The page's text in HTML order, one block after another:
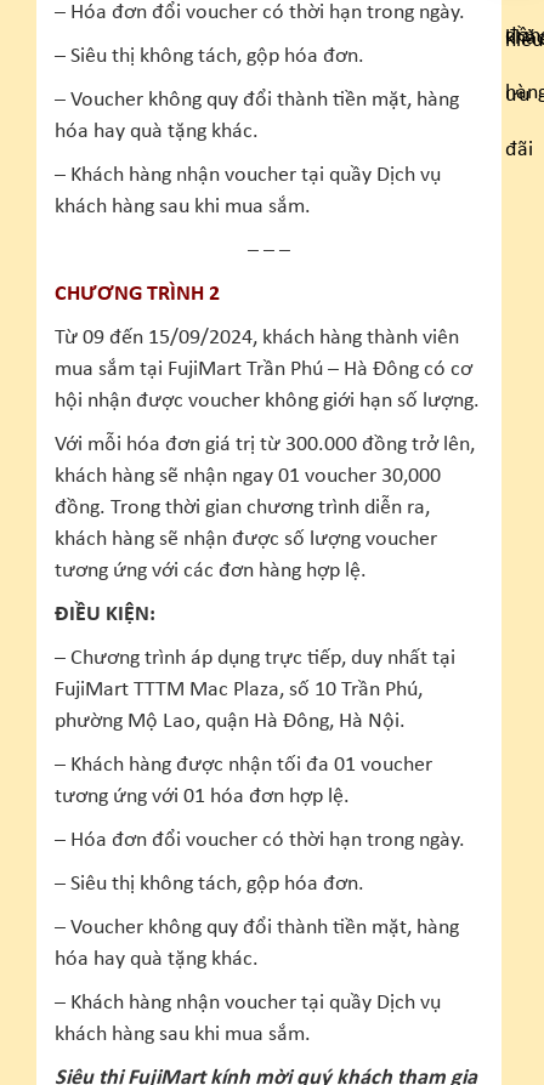
– Hóa đơn đổi voucher có thời hạn trong ngày.
– Siêu thị không tách, gộp hóa đơn.
– Voucher không quy đổi thành tiền mặt, hàng
hóa hay quà tặng khác.
– Khách hàng nhận voucher tại quầy Dịch vụ
khách hàng sau khi mua sắm.
– – –
CHƯƠNG TRÌNH 2
Từ 09 đến 15/09/2024, khách hàng thành viên
mua sắm tại FujiMart Trần Phú – Hà Đông có cơ
hội nhận được voucher không giới hạn số lượng.
Với mỗi hóa đơn giá trị từ 300.000 đồng trở lên,
khách hàng sẽ nhận ngay 01 voucher 30,000
đồng. Trong thời gian chương trình diễn ra,
khách hàng sẽ nhận được số lượng voucher
tương ứng với các đơn hàng hợp lệ.
ĐIỀU KIỆN:
– Chương trình áp dụng trực tiếp, duy nhất tại
FujiMart TTTM Mac Plaza, số 10 Trần Phú,
phường Mộ Lao, quận Hà Đông, Hà Nội.
– Khách hàng được nhận tối đa 01 voucher
tương ứng với 01 hóa đơn hợp lệ.
– Hóa đơn đổi voucher có thời hạn trong ngày.
– Siêu thị không tách, gộp hóa đơn.
– Voucher không quy đổi thành tiền mặt, hàng
hóa hay quà tặng khác.
– Khách hàng nhận voucher tại quầy Dịch vụ
khách hàng sau khi mua sắm.
Siêu thị FujiMart kính mời quý khách tham gia